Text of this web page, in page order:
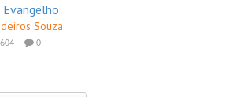
Souza
0